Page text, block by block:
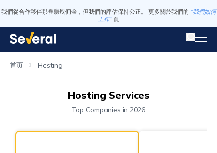
我們從合作夥伴那裡賺取佣金，但我們的評估保持公正。 更多關於我們的 “我們如何
工作” 頁
首页 Hosting
Hosting Services
Top Companies in 2026